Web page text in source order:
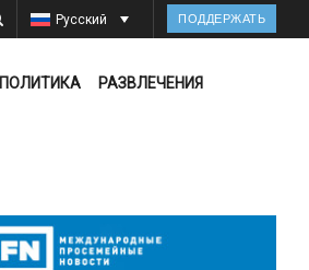
Русский ПОДДЕРЖАТЬ
ПОЛИТИКА РАЗВЛЕЧЕНИЯ